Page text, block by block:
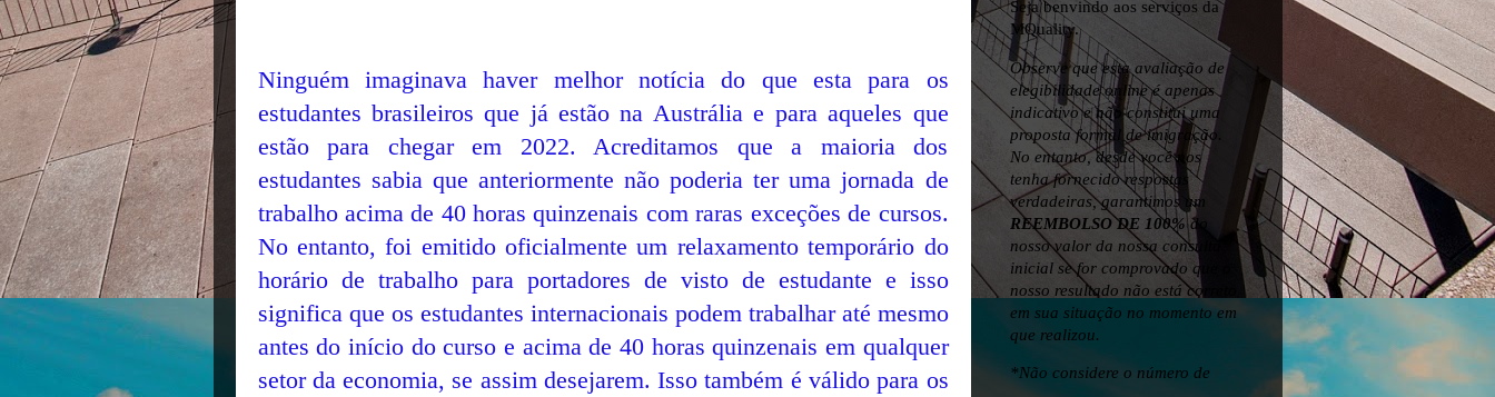
Ninguém imaginavahaver melhor notícia do que esta para os
estudantes brasileiros que já estão na Austrália e para aqueles que
estão para chegar em 2022. Acreditamos que a maioria dos
estudantes sabia que anteriormente não poderia ter uma jornada de
trabalho acima de 40 horas quinzenais com raras exceções de cursos.
No entanto, foi emitido oficialmente um relaxamento temporário do
horário de trabalho para portadores de visto de estudante e isso
significa que os estudantes internacionais podem trabalhar até mesmo
antes do início do curso e acima de 40 horas quinzenais em qualquer
setor da economia, se assim desejarem. Isso também é válido para os